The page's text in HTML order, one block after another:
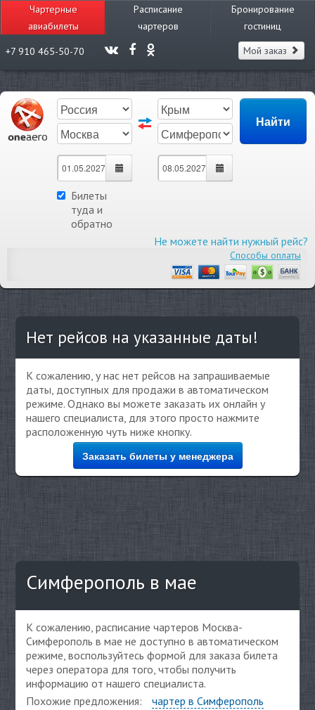
Чартерные
авиабилеты
Расписание
чартеров
Бронирование
гостиниц
+7 910 465-50-70
Мой заказ
Билеты
туда и
обратно
Не можете найти нужный рейс?
Способы оплаты
Нет рейсов на указанные даты!
К сожалению, у нас нет рейсов на запрашиваемые
даты, доступных для продажи в автоматическом
режиме. Однако вы можете заказать их онлайн у
нашего специалиста, для этого просто нажмите
расположенную чуть ниже кнопку.
Заказать билеты у менеджера
Симферополь в мае
К сожалению, расписание чартеров Москва-
Симферополь в мае не доступно в автоматическом
режиме, воспользуйтесь формой для заказа билета
через оператора для того, чтобы получить
информацию от нашего специалиста.
Похожие предложения:
чартер в Симферополь